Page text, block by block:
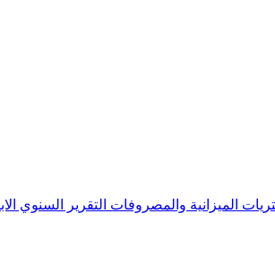
الميزانية والمصروفات التقرير السنوي